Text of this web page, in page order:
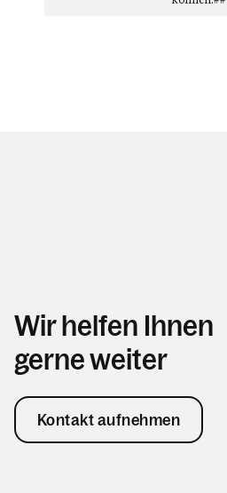
Wir helfen Ihnen
gerne weiter
Kontakt aufnehmen